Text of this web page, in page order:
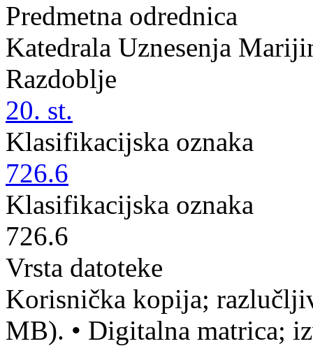
Predmetna odrednica
Katedrala Uznesenja
Razdoblje
20. st.
Klasifikacijska oznaka
726.6
Klasifikacijska oznaka
726.6
Vrsta datoteke
Korisnička kopija;
MB). • Digitalna matrica;